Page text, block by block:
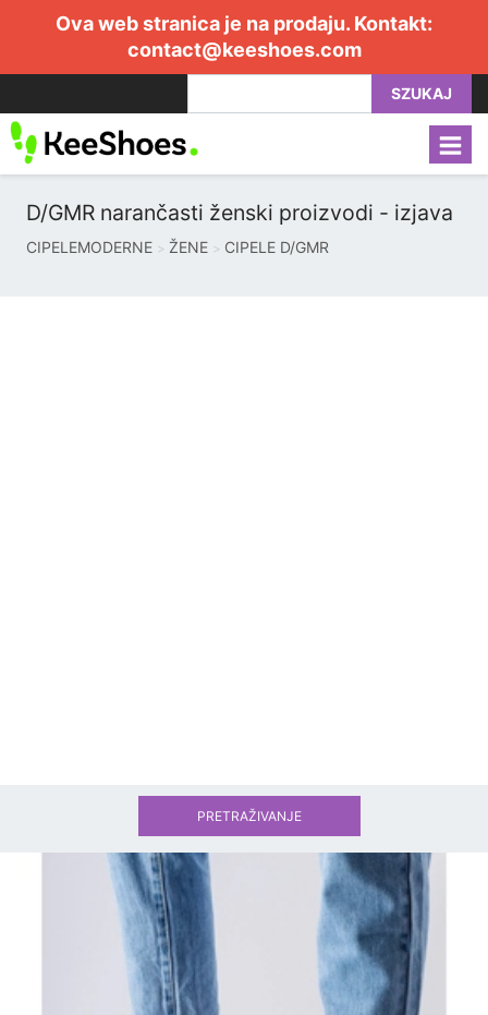
Ova web stranica je na prodaju. Kontakt:
contact@keeshoes.com
SZUKAJ
D/GMR narančasti ženski proizvodi - izjava
CIPELEMODERNE ŽENE CIPELE D/GMR
PRETRAŽIVANJE